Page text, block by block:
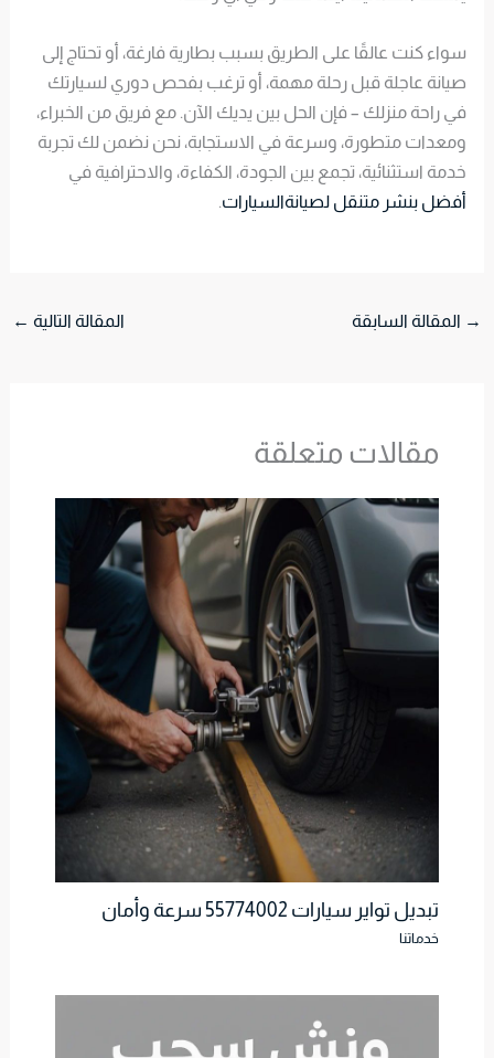
سواء كنت عالقًا على الطريق بسبب بطارية فارغة، أو تحتاج إلى
صيانة عاجلة قبل رحلة مهمة، أو ترغب بفحص دوري لسيارتك
في راحة منزلك – فإن الحل بين يديك الآن. مع فريق من الخبراء،
ومعدات متطورة، وسرعة في الاستجابة، نحن نضمن لك تجربة
خدمة استثنائية، تجمع بين الجودة، الكفاءة، والاحترافية في
أفضل بنشر متنقل لصيانةالسيارات.
→ المقالة السابقة المقالة التالية ←
مقالات متعلقة
تبديل تواير سيارات 55774002 سرعة وأمان
خدماتنا